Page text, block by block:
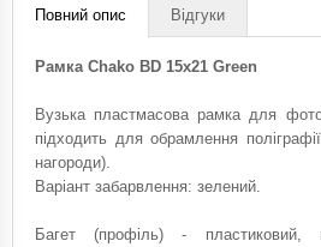
Повний опис Відгуки
Рамка Chako BD 15x21 Green
Вузька пластмасова рамка для
підходить для обрамлення
нагороди).
Варіант забарвлення: зелений.
Багет (профіль) - пластиковий,